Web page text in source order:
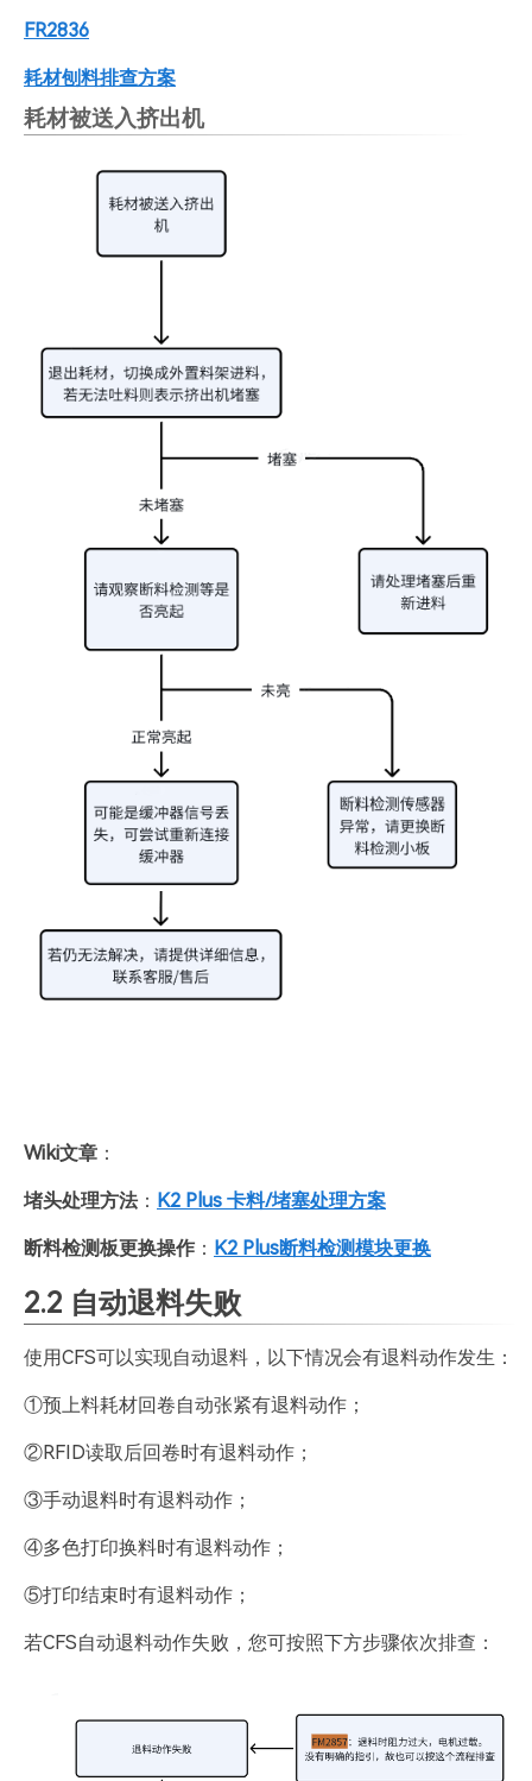
FR2836
耗材刨料排查方案
耗材被送入挤出机
Wiki文章 ：
堵头处理方法： K2 Plus 卡料/堵塞处理方案
断料检测板更换操作 ： K2 Plus断料检测模块更换
2.2 自动退料失败
使用CFS可以实现自动退料，以下情况会有退料动作发生：
①预上料耗材回卷自动张紧有退料动作；
②RFID读取后回卷时有退料动作；
③手动退料时有退料动作；
④多色打印换料时有退料动作；
⑤打印结束时有退料动作；
若CFS自动退料动作失败，您可按照下方步骤依次排查：